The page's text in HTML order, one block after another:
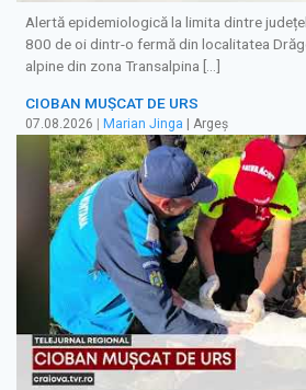
Alertă epidemiologică la limita dintre
800 de oi dintr-o fermă din localitatea
alpine din zona Transalpina […]
CIOBAN MUȘCAT DE URS
07.08.2026 Marian Jinga | Argeș